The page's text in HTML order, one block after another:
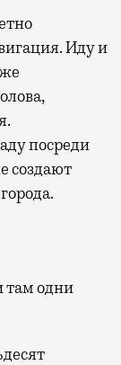
Иду и
посреди
создают
там одни